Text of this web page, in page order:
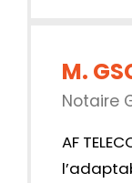
M.
Notaire
AF